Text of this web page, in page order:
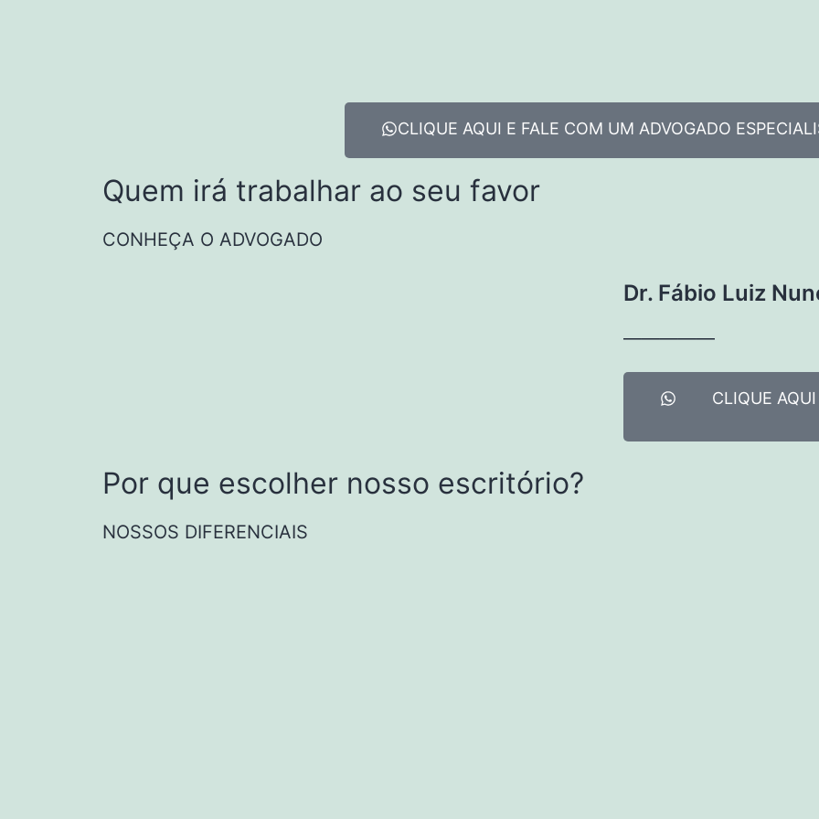
CLIQUE AQUI E FALE COM UM ADVOGADO
Quem irá trabalhar ao seu favor
CONHEÇA O ADVOGADO
Dr. Fábio Luiz
—————
CLIQUE
Por que escolher nosso escritório?
NOSSOS DIFERENCIAIS